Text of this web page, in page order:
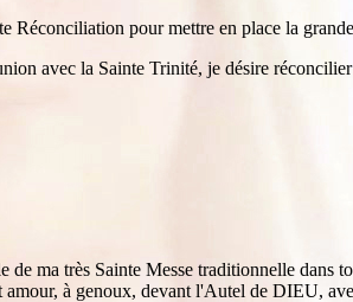
Réconciliation pour mettre en place la
avec la Sainte Trinité, je désire
ma très Sainte Messe traditionnelle dans
à genoux, devant l'Autel de DIEU,